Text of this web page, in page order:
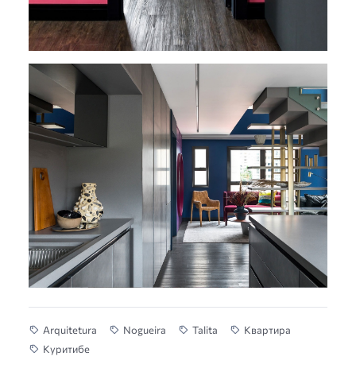
Arquitetura Nogueira Talita
Квартира
Куритибе